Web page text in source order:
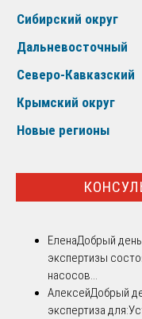
Сибирский округ
Дальневосточный
Северо-Кавказский
Крымский округ
Новые регионы
ЕленаДобрый
экспертизы
насосов...
АлексейДобрый
экспертиза